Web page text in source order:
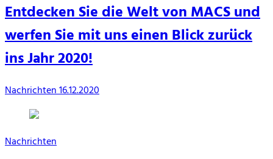
Entdecken Sie die Welt von MACS und
werfen Sie mit uns einen Blick zurück
ins Jahr 2020!
Nachrichten16.12.2020
Nachrichten